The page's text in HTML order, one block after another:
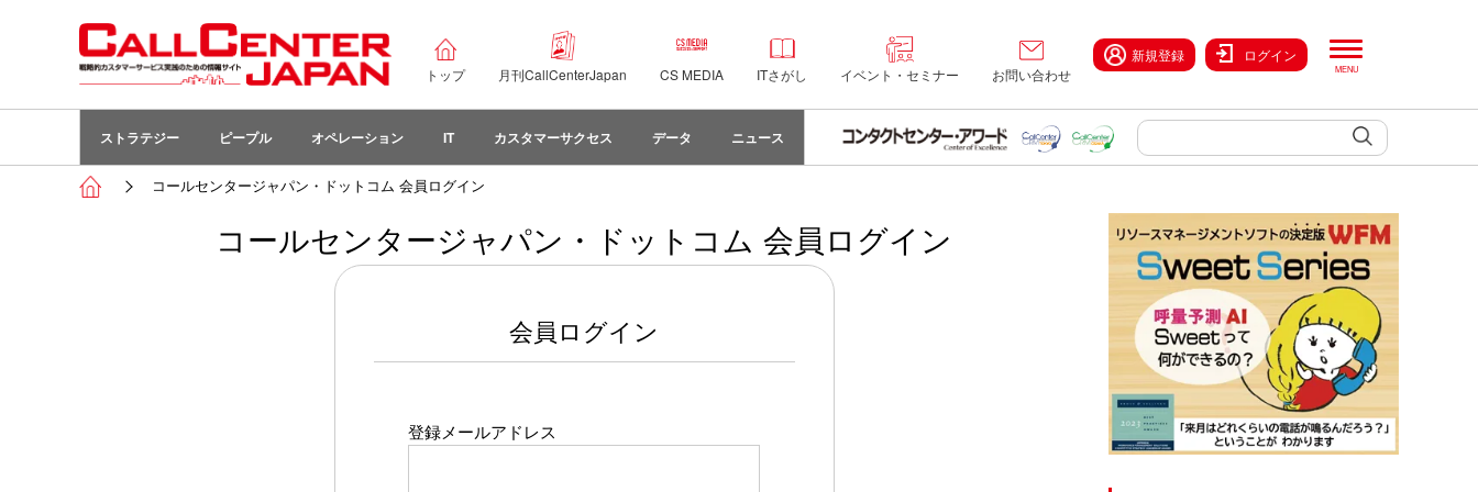
トップ 月刊CallCenterJapan CS MEDIA ITさがし イベント・セミナー お問い合わせ
新規登録 ログイン
ストラテジー ピープル オペレーション IT カスタマーサクセス データ ニュース
コールセンタージャパン・ドットコム 会員ログイン
コールセンタージャパン・ドットコム 会員ログイン
会員ログイン
登録メールアドレス